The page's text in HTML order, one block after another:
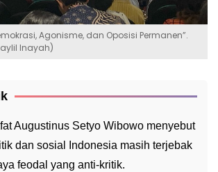
Agonisme, dan Oposisi Permanen”.
Inayah)
Augustinus Setyo Wibowo menyebut
dan sosial Indonesia masih terjebak
feodal yang anti-kritik.